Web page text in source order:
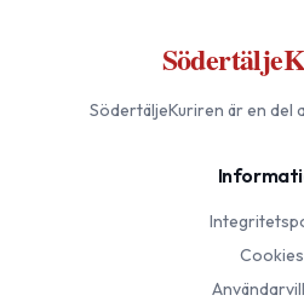
SödertäljeKuriren är en del
Cookies